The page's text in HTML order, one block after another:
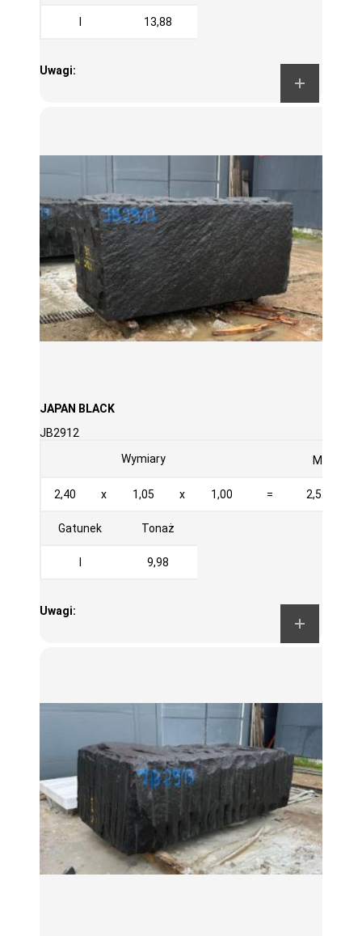
13,88
Uwagi:
JAPAN BLACK
JB2912
Wymiary
M
2,40 x 1,05 x 1,00 = 2,520
Gatunek Tonaż
9,98
Uwagi: